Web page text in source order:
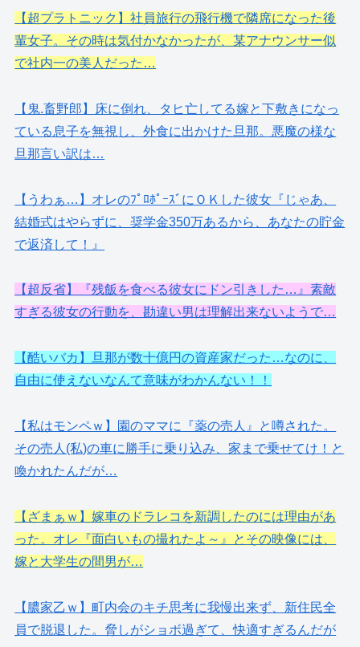
【超プラトニック】社員旅行の飛行機で隣席になった後
輩女子。その時は気付かなかったが、某アナウンサー似
で社内一の美人だった…
【鬼.畜野郎】床に倒れ、タヒ亡してる嫁と下敷きになっ
ている息子を無視し、外食に出かけた旦那。悪魔の様な
旦那言い訳は…
【うわぁ…】オレのﾌﾟﾛﾎﾟｰｽﾞにＯＫした彼女『じゃあ、
結婚式はやらずに、奨学金350万あるから、あなたの貯金
で返済して！』
【超反省】『残飯を食べる彼女にドン引きした…』素敵
すぎる彼女の行動を、勘違い男は理解出来ないようで…
【酷いバカ】旦那が数十億円の資産家だった…なのに、
自由に使えないなんて意味がわかんない！！
【私はモンペｗ】園のママに『薬の売人』と噂された。
その売人(私)の車に勝手に乗り込み、家まで乗せてけ！と
喚かれたんだが…
【ざまぁｗ】嫁車のドラレコを新調したのには理由があ
った。オレ『面白いもの撮れたよ～』とその映像には、
嫁と大学生の間男が…
【膿家乙ｗ】町内会のキチ思考に我慢出来ず、新住民全
員で脱退した。脅しがショボ過ぎて、快適すぎるんだが